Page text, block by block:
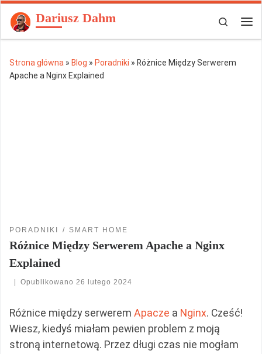
Przejdź do treści
Dariusz Dahm
Search
Strona główna » Blog » Poradniki » Różnice Między Serwerem
Apache a Nginx Explained
PORADNIKI SMART HOME
Różnice Między Serwerem Apache a Nginx
Explained
| Opublikowano 26 lutego 2024
Różnice między serwerem Apacze a Nginx. Cześć!
Wiesz, kiedyś miałam pewien problem z moją
stroną internetową. Przez długi czas nie mogłam